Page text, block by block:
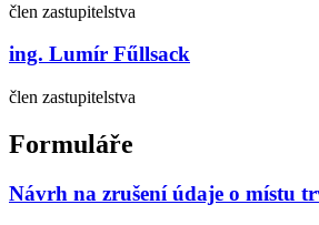
člen zastupitelstva
ing. Lumír Fűllsack
člen zastupitelstva
Formuláře
Návrh na zrušení údaje o místu